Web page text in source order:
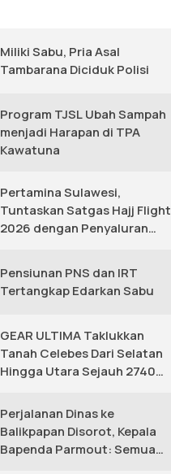
Miliki Sabu, Pria Asal
Tambarana Diciduk Polisi
Program TJSL Ubah Sampah
menjadi Harapan di TPA
Kawatuna
Pertamina Sulawesi,
Tuntaskan Satgas Hajj Flight
2026 dengan Penyaluran
Pensiunan PNS dan IRT
Tertangkap Edarkan Sabu
GEAR ULTIMA Taklukkan
Tanah Celebes Dari Selatan
Hingga Utara Sejauh 2740
Perjalanan Dinas ke
Balikpapan Disorot, Kepala
Bapenda Parmout: Semua